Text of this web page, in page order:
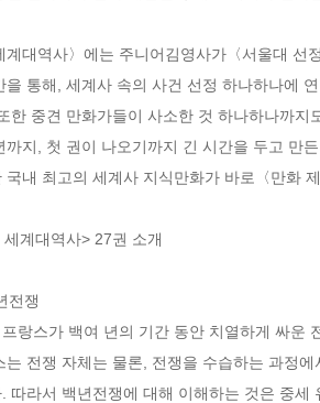
계대역사〉에는 주니어김영사가〈서울대
을 통해, 세계사 속의 사건 선정 하나하나에
한 중견 만화가들이 사소한 것 하나하나까
까지, 첫 권이 나오기까지 긴 시간을 두고 만
국내 최고의 세계사 지식만화가 바로〈만화
계대역사> 27권 소개
전쟁
랑스가 백여 년의 기간 동안 치열하게 싸운
는 전쟁 자체는 물론, 전쟁을 수습하는 과정
따라서 백년전쟁에 대해 이해하는 것은 중